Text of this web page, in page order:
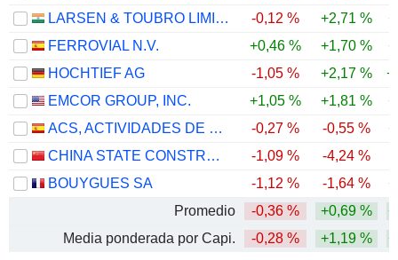
LARSEN & TOUBRO LIMITED
-0,12 % +2,71 %
FERROVIAL N.V.
+0,46 % +1,70 %
HOCHTIEF AG
-1,05 % +2,17 %
EMCOR GROUP, INC.
+1,05 % +1,81 %
ACS, ACTIVIDADES DE CONSTRUCCIÓN Y SERVICIOS, S.A.
-0,27 % -0,55 %
CHINA STATE CONSTRUCTION ENGINEERING CORPORATION LIMITED
-1,09 % -4,24 %
BOUYGUES SA
-1,12 % -1,64 %
Promedio
-0,36 % +0,69 %
Media ponderada por Capi.
-0,28 % +1,19 %